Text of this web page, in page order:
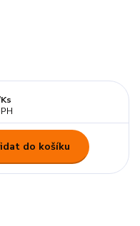
Ks
do košíku